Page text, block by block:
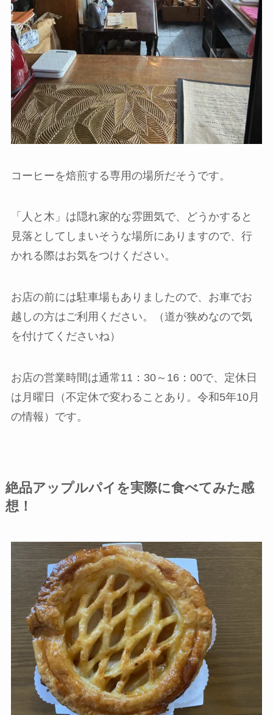
コーヒーを焙煎する専用の場所だそうです。
「人と木」は隠れ家的な雰囲気で、どうかすると
見落としてしまいそうな場所にありますので、行
かれる際はお気をつけください。
お店の前には駐車場もありましたので、お車でお
越しの方はご利用ください。（道が狭めなので気
を付けてくださいね）
お店の営業時間は通常11：30～16：00で、定休日
は月曜日（不定休で変わることあり。令和5年10月
の情報）です。
絶品アップルパイを実際に食べてみた感
想！